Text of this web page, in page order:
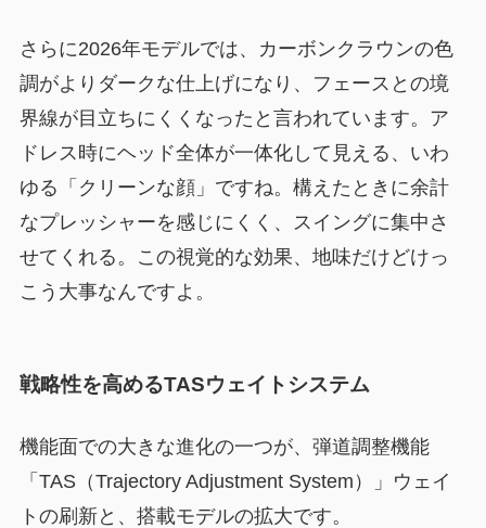
さらに2026年モデルでは、カーボンクラウンの色
調がよりダークな仕上げになり、フェースとの境
界線が目立ちにくくなったと言われています。ア
ドレス時にヘッド全体が一体化して見える、いわ
ゆる「クリーンな顔」ですね。構えたときに余計
なプレッシャーを感じにくく、スイングに集中さ
せてくれる。この視覚的な効果、地味だけどけっ
こう大事なんですよ。
戦略性を高めるTASウェイトシステム
機能面での大きな進化の一つが、弾道調整機能
「TAS（Trajectory Adjustment System）」ウェイ
トの刷新と、搭載モデルの拡大です。